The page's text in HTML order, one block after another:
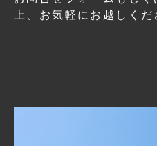
上、 お気軽にお越しくだ